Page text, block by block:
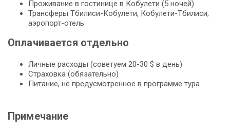
Проживание в гостинице в Кобулети (5 ночей)
Трансферы Тбилиси-Кобулети, Кобулети-Тбилиси,
аэропорт-отель
Оплачивается отдельно
Личные расходы (советуем 20-30 $ в день)
Страховка (обязательно)
Питание, не предусмотренное в программе тура
Примечание